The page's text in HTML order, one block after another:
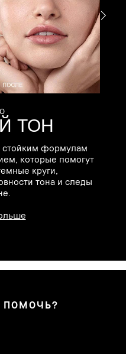
ТОН
стойким формулам
которые помогут
круги,
тона и следы